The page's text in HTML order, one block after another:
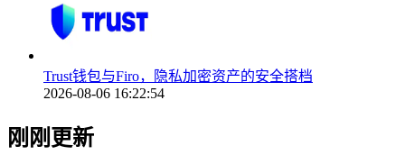
Trust钱包与Firo，隐私加密资产的安全搭档
2026-08-06 16:22:54
刚刚更新